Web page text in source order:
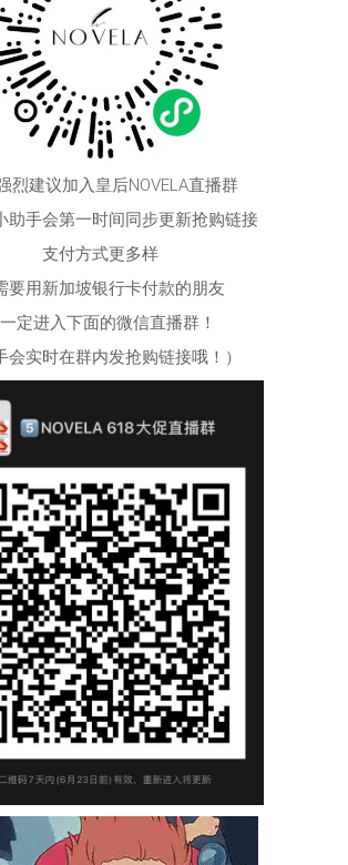
烈建议加入皇后NOVELA直播群
助手会第一时间同步更新抢购链接
支付方式更多样
要用新加坡银行卡付款的朋友
定进入下面的微信直播群！
会实时在群内发抢购链接哦！​）